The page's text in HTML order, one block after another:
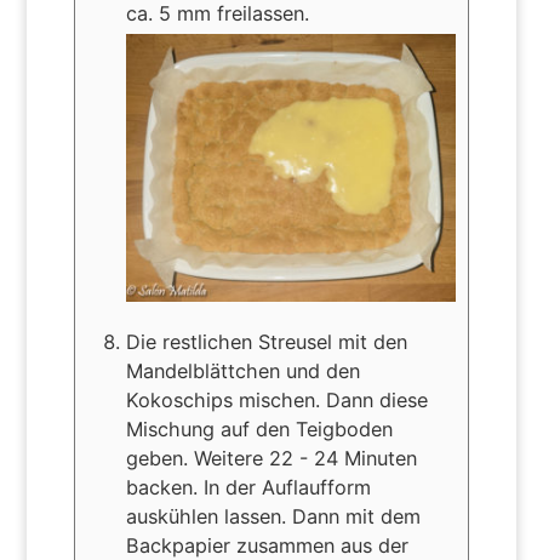
ca. 5 mm freilassen.
Die restlichen Streusel mit den
Mandelblättchen und den
Kokoschips mischen. Dann diese
Mischung auf den Teigboden
geben. Weitere 22 - 24 Minuten
backen. In der Auflaufform
auskühlen lassen. Dann mit dem
Backpapier zusammen aus der